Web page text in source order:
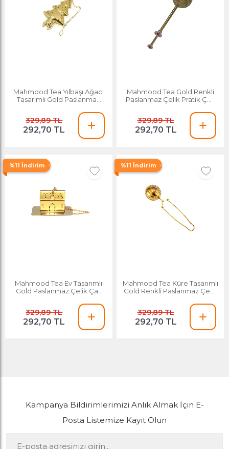
Mahmood Tea Yılbaşı Ağacı
Tasarımlı Gold Paslanmaz
329,89 TL
292,70 TL
Mahmood Tea Gold Renkli
Paslanmaz Çelik Pratik Çay
329,89 TL
292,70 TL
%11 İndirim
Mahmood Tea Ev Tasarımlı
Gold Paslanmaz Çelik Çay
329,89 TL
292,70 TL
%11 İndirim
Mahmood Tea Küre Tasarımlı
Gold Renkli Paslanmaz Çelik
329,89 TL
292,70 TL
Kampanya Bildirimlerimizi Anlık Almak İçin E-
Posta Listemize Kayıt Olun